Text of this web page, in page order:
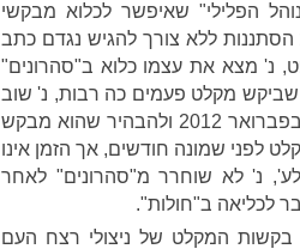
הפלילי" שאיפשר לכלוא מבקשי
ללא צורך להגיש נגדם כתב
נ' מצא את עצמו כלוא ב"סהרונים"
מקלט פעמים כה רבות, נ' שוב
נאלץ לספר את קורות חייו למשרד הפנים בפברואר 2012 ולהבהיר שהוא מבקש
לפני שמונה חודשים, אך הזמן אינו
נ' לא שוחרר מ"סהרונים" לאחר
לכליאה ב"חולות".
המקלט של ניצולי רצח העם